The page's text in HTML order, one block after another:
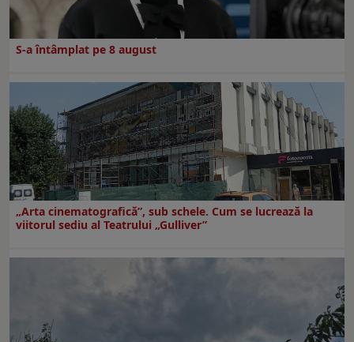
S-a întâmplat pe 8 august
„Arta cinematografică”, sub schele. Cum se lucrează la
viitorul sediu al Teatrului „Gulliver”